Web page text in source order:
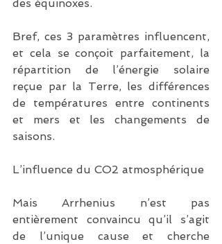
des équinoxes.
Bref, ces 3 paramètres influencent,
et cela se conçoit parfaitement, la
répartition de l’énergie solaire
reçue par la Terre, les différences
de températures entre continents
et mers et les changements de
saisons.
L’influence du CO2 atmosphérique
Mais Arrhenius n’est pas
entièrement convaincu qu’il s’agit
de l’unique cause et cherche